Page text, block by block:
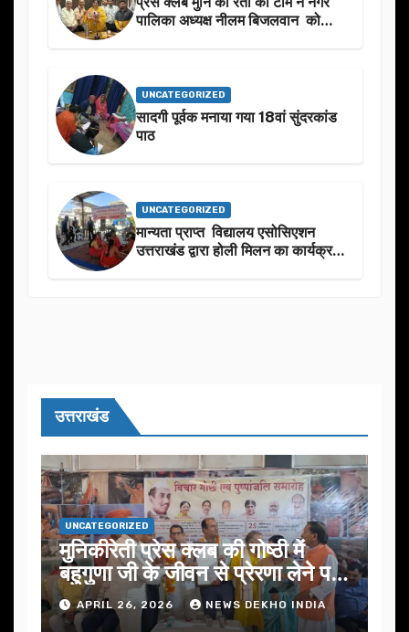
पालिका अध्यक्ष नीलम बिजलवान को
UNCATEGORIZED
सादगी पूर्वक मनाया गया 18वां सुंदरकांड
पाठ
UNCATEGORIZED
मान्यता प्राप्त विद्यालय एसोसिएशन
उत्तराखंड द्वारा होली मिलन का कार्यक्रम
उत्तराखंड
UNCATEGORIZED
मुनिकीरेती प्रेस क्लब की गोष्ठी में
बहुगुणा जी के जीवन से प्रेरणा लेने पर
जोरAPRIL 26, 2026 NEWS DEKHO INDIA